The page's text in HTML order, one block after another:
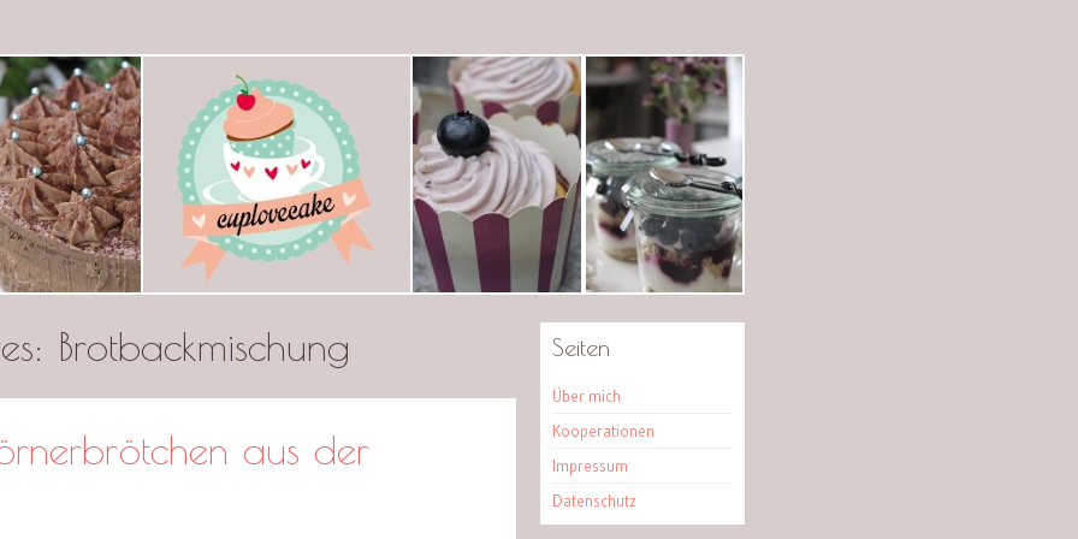
Brotbackmischung
aus der
Seiten
Über mich
Kooperationen
Impressum
Datenschutz